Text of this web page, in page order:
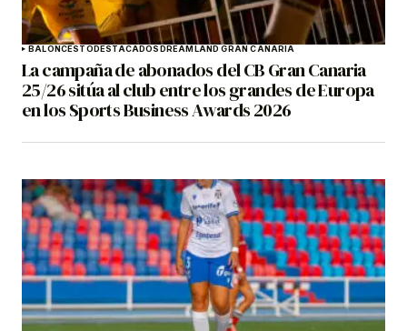
BALONCESTODESTACADOSDREAMLAND GRAN CANARIA
La campaña de abonados del CB Gran Canaria
25/26 sitúa al club entre los grandes de Europa
en los Sports Business Awards 2026